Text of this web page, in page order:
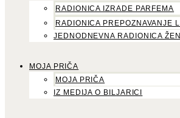
RADIONICA IZRADE PARFEMA
RADIONICA PREPOZNAVANJE
JEDNODNEVNA RADIONICA
MOJA PRIČA
MOJA PRIČA
IZ MEDIJA O BILJARICI